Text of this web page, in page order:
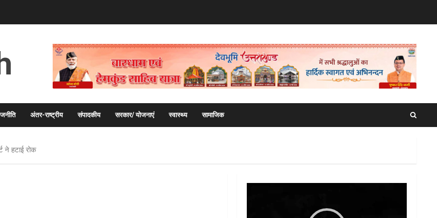
अंतर-राष्ट्रीय संपादकीय सरकार/ योजनाएं स्वास्थ्य सामाजिक
ने हटाई रोक